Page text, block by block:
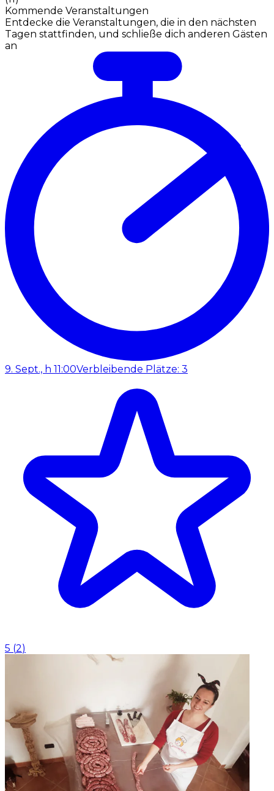
Kommende Veranstaltungen
Entdecke die Veranstaltungen, die in den nächsten
Tagen stattfinden, und schließe dich anderen Gästen
an
9. Sept., h 11:00Verbleibende Plätze: 3
5 (2)